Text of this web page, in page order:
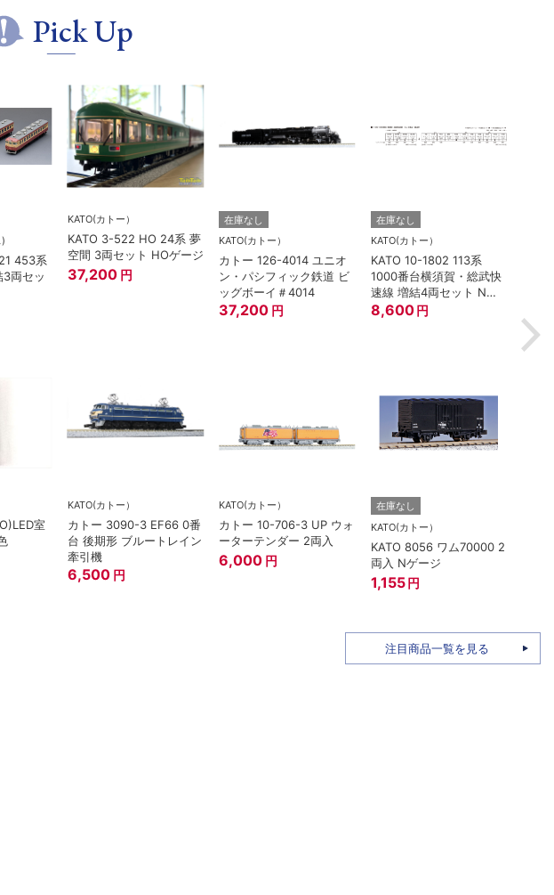
Pick Up
453系
両セッ
KATO(カトー）
KATO 3-522 HO 24系 夢
空間 3両セット HOゲージ
37,200 円
在庫なし
KATO(カトー）
カトー 126-4014 ユニオ
ン・パシフィック鉄道 ビ
ッグボーイ＃4014
37,200 円
在庫なし
KATO(カトー）
KATO 10-1802 113系
1000番台横須賀・総武快
速線 増結4両セット Nゲ
ージ
8,600 円
室
KATO(カトー）
カトー 3090-3 EF66 0番
台 後期形 ブルートレイン
牽引機
6,500 円
KATO(カトー）
カトー 10-706-3 UP ウォ
ーターテンダー 2両入
6,000 円
在庫なし
KATO(カトー）
KATO 8056 ワム70000 2
両入 Nゲージ
1,155 円
注目商品一覧を見る